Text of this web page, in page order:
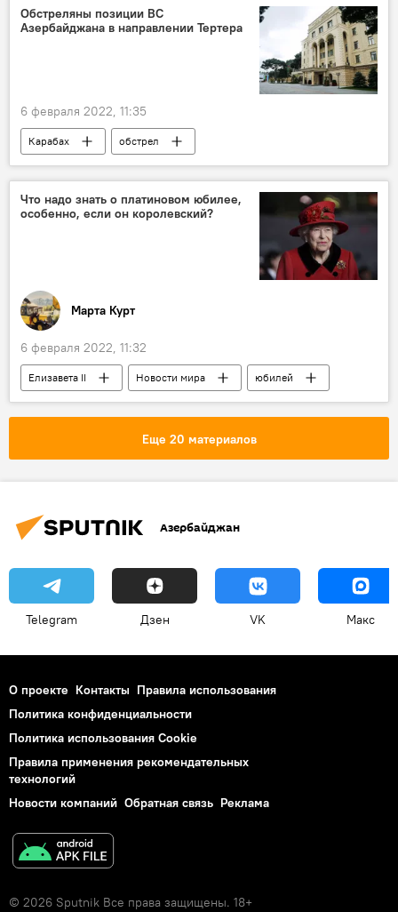
Колумнисты
Политика
Обстреляны позиции ВС
Азербайджана в направлении Тертера
6 февраля 2022, 11:35
Карабах
обстрел
ВС Азербайджана
Тертер
Что надо знать о платиновом юбилее,
особенно, если он королевский?
Марта Курт
6 февраля 2022, 11:32
Елизавета II Новости мира
юбилей
королева
Еще 20 материалов
Азербайджан
Telegram Дзен VK Макс
О проекте Контакты Правила использования
Политика конфиденциальности
Политика использования Cookie
Правила применения рекомендательных
технологий
Новости компаний Обратная связь Реклама
© 2026 Sputnik Все права защищены. 18+